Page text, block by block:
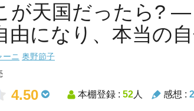
が天国だったら?
由になり、本当の
ーニ 奥野節子
4.50 本棚登録 : 52人 感想 : 2